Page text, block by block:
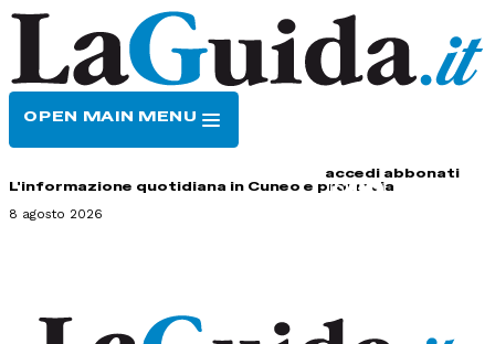
OPEN MAIN MENU
accedi abbonati
L'informazione quotidiana in Cuneo e provincia
8 agosto 2026